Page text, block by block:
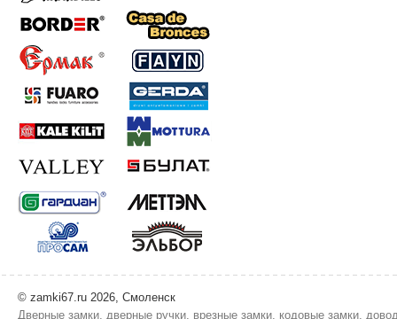
© zamki67.ru 2026, Смоленск
Дверные замки, дверные ручки, врезные замки, кодовые замки,